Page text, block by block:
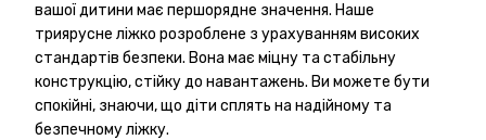
вашої дитини має першорядне значення. Наше
триярусне ліжко розроблене з урахуванням високих
стандартів безпеки. Вона має міцну та стабільну
конструкцію, стійку до навантажень. Ви можете бути
спокійні, знаючи, що діти сплять на надійному та
безпечному ліжку.